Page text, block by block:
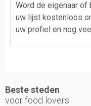
Word de eigenaar of
uw lijst kostenloos
uw profiel en nog
Beste steden
voor food lovers